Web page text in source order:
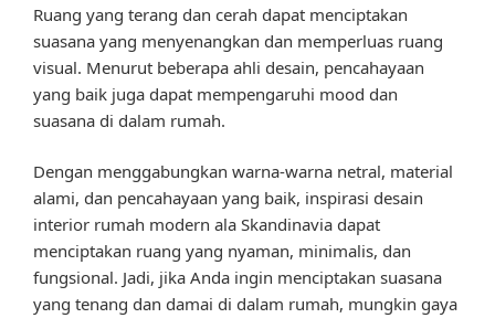
Ruang yang terang dan cerah dapat menciptakan
suasana yang menyenangkan dan memperluas ruang
visual. Menurut beberapa ahli desain, pencahayaan
yang baik juga dapat mempengaruhi mood dan
suasana di dalam rumah.
Dengan menggabungkan warna-warna netral, material
alami, dan pencahayaan yang baik, inspirasi desain
interior rumah modern ala Skandinavia dapat
menciptakan ruang yang nyaman, minimalis, dan
fungsional. Jadi, jika Anda ingin menciptakan suasana
yang tenang dan damai di dalam rumah, mungkin gaya